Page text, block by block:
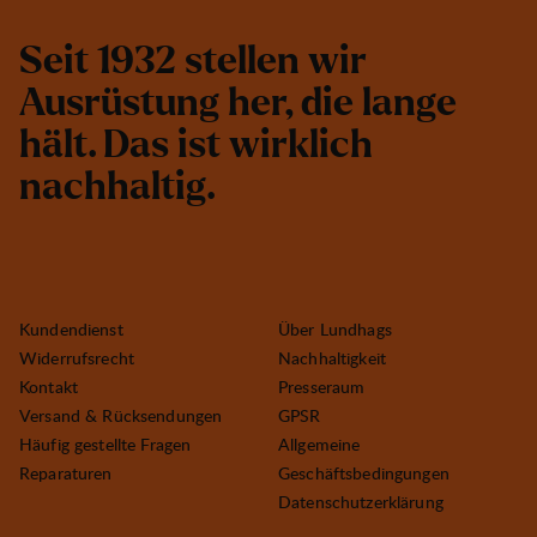
Seit 1932 stellen wir
Ausrüstung her, die lange
hält. Das ist wirklich
nachhaltig.
Kundendienst
Widerrufsrecht
Kontakt
Versand & Rücksendungen
Häufig gestellte Fragen
Reparaturen
Über Lundhags
Nachhaltigkeit
Presseraum
GPSR
Allgemeine
Geschäftsbedingungen
Datenschutzerklärung